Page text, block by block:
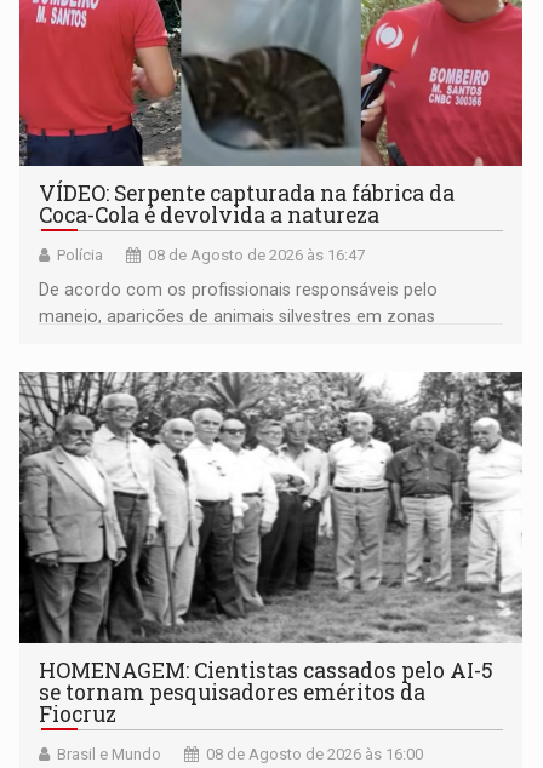
VÍDEO: Serpente capturada na fábrica da
Coca-Cola é devolvida a natureza
Polícia 08 de Agosto de 2026 às 16:47
De acordo com os profissionais responsáveis pelo
manejo, aparições de animais silvestres em zonas
HOMENAGEM: Cientistas cassados pelo AI-5
se tornam pesquisadores eméritos da
Fiocruz
Brasil e Mundo 08 de Agosto de 2026 às 16:00